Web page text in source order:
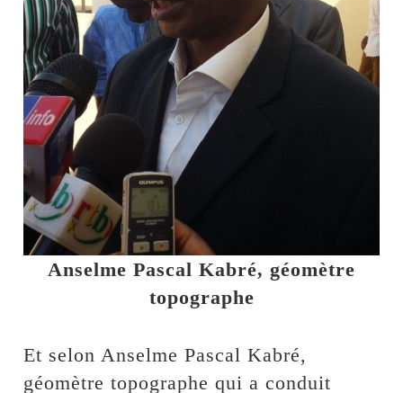
Anselme Pascal Kabré, géomètre
topographe
Et selon Anselme Pascal Kabré,
géomètre topographe qui a conduit